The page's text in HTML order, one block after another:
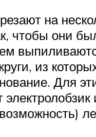
на
чтобы они
из
Для
электролобзик